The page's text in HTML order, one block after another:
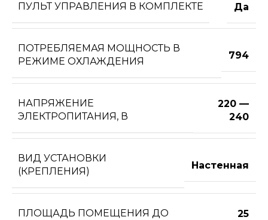
ПУЛЬТ УПРАВЛЕНИЯ В КОМПЛЕКТЕ Да
ПОТРЕБЛЯЕМАЯ МОЩНОСТЬ В
РЕЖИМЕ ОХЛАЖДЕНИЯ
794
НАПРЯЖЕНИЕ
ЭЛЕКТРОПИТАНИЯ, В
220 —
240
ВИД УСТАНОВКИ
(КРЕПЛЕНИЯ)
Настенная
ПЛОЩАДЬ ПОМЕЩЕНИЯ ДО 25